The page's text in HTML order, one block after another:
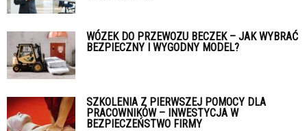
WÓZEK DO PRZEWOZU BECZEK – JAK WYBRAĆ
BEZPIECZNY I WYGODNY MODEL?
SZKOLENIA Z PIERWSZEJ POMOCY DLA
PRACOWNIKÓW – INWESTYCJA W
BEZPIECZEŃSTWO FIRMY